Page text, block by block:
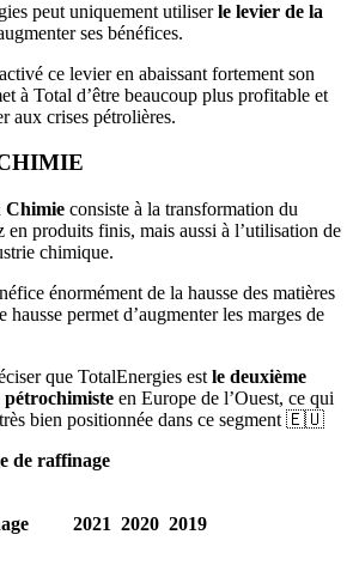
peut uniquement utiliserle levier de la
ses bénéfices.
ce levier en abaissant fortement son
à Total d’être beaucoup plus profitable et
aux crises pétrolières.
Chimie consiste à la transformation du
en produits finis, mais aussi à l’utilisation de
chimique.
énormément de la hausse des matières
hausse permet d’augmenter les marges de
que TotalEnergies est le deuxième
en Europe de l’Ouest, ce qui
bien positionnée dans ce segment 🇪🇺
de raffinage
2021 2020 2019